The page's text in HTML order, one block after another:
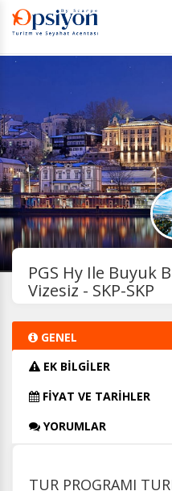
PGS Hy Ile Buyuk
Vizesiz - SKP-SKP
GENEL
EK BİLGİLER
FİYAT VE TARİHLER
YORUMLAR
TUR PROGRAMI